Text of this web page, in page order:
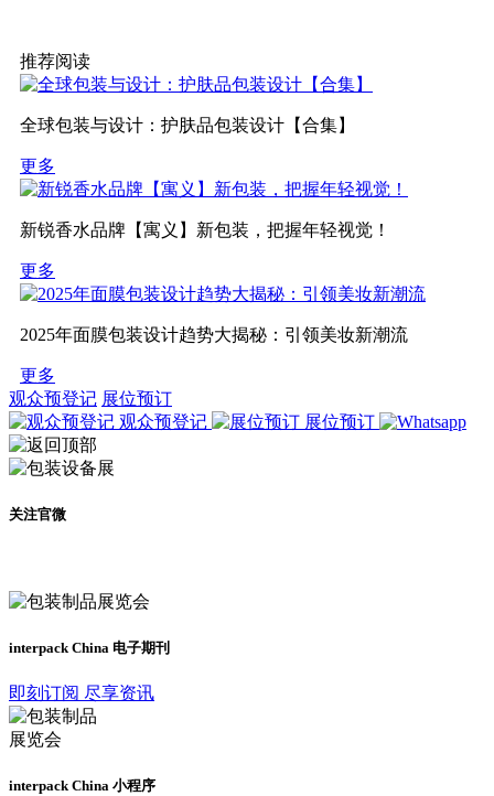
推荐阅读
全球包装与设计：护肤品包装设计【合集】
更多
新锐香水品牌【寓义】新包装，把握年轻视觉！
更多
2025年面膜包装设计趋势大揭秘：引领美妆新潮流
更多
观众预登记 展位预订
观众预登记
展位预订
关注官微
interpack China 电子期刊
即刻订阅 尽享资讯
interpack China 小程序